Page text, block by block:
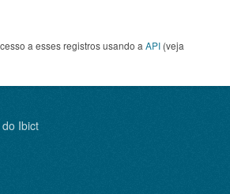
a esses registros usando a API (veja
Ibict